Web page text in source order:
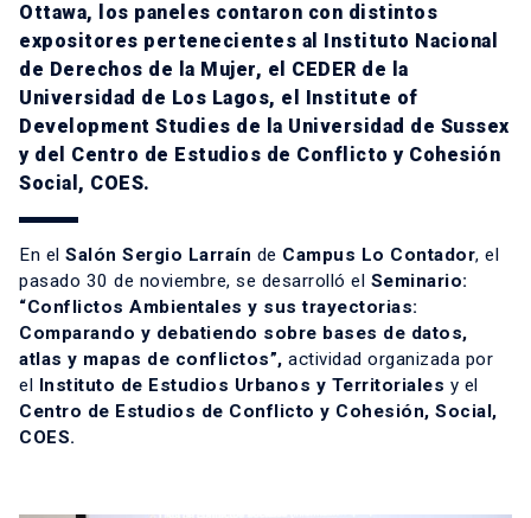
Ottawa, los paneles contaron con distintos
expositores pertenecientes al Instituto Nacional
de Derechos de la Mujer, el CEDER de la
Universidad de Los Lagos, el Institute of
Development Studies de la Universidad de Sussex
y del Centro de Estudios de Conflicto y Cohesión
Social, COES.
En el Salón Sergio Larraín de Campus Lo Contador, el
pasado 30 de noviembre, se desarrolló el Seminario:
“Conflictos Ambientales y sus trayectorias:
Comparando y debatiendo sobre bases de datos,
atlas y mapas de conflictos”, actividad organizada por
el Instituto de Estudios Urbanos y Territoriales y el
Centro de Estudios de Conflicto y Cohesión, Social,
COES.